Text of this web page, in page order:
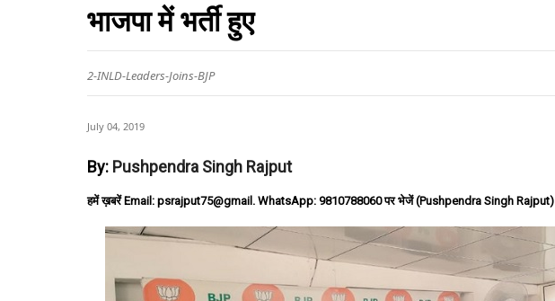
भाजपा में भर्ती हुए
2-INLD-Leaders-Joins-BJP
July 04, 2019
By: Pushpendra Singh Rajput
हमें ख़बरें Email: psrajput75@gmail. WhatsApp: 9810788060 पर भेजें (Pushpendra Singh Rajput)